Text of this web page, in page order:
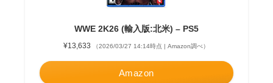
WWE 2K26 (輸入版:北米) – PS5
¥13,633 （2026/03/27 14:14時点 | Amazon調べ）
Amazon